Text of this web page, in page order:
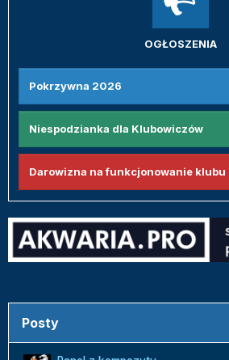
OGŁOSZENIA
Pokrzywna 2026
Niespodzianka dla Klubowiczów
Darowizna na funkcjonowanie klubu
Posty